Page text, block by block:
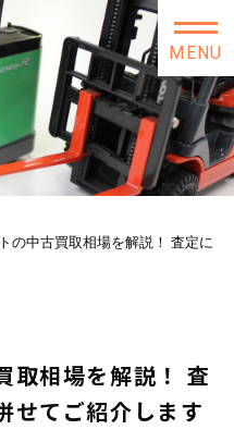
MENU
の中古買取相場を解説！ 査定に
取相場を解説！ 査
せてご紹介します